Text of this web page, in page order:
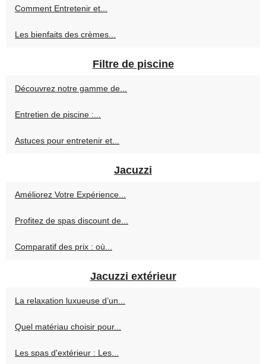
Comment Entretenir et...
Les bienfaits des crèmes...
Filtre de piscine
Découvrez notre gamme de...
Entretien de piscine :...
Astuces pour entretenir et...
Jacuzzi
Améliorez Votre Expérience...
Profitez de spas discount de...
Comparatif des prix : où...
Jacuzzi extérieur
La relaxation luxueuse d’un...
Quel matériau choisir pour...
Les spas d'extérieur : Les...